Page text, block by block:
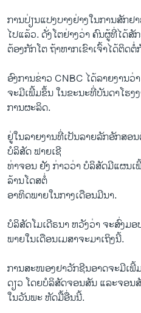
ການປ່ຽນແປງບາງຢ່າງໃນການສັກ
ໄປແລ້ວ. ດັ່ງໂຕຢ່າງວ່າ ຄົນຜູ້ທີ່ໄດ້
ຕ້ອງກັກໂຕ ຖ້າຫາກເຂົາເຈົ້າໄດ້ຕິດ
ອົງການຂ່າວ CNBC ໄດ້ລາຍງານ
ຈະມີເພີ້ມຂຶ້ນ ໃນຂະນະທີ່ບັນດາໂຮງ
ການຜະລິດ.
ຢູ່ໃນລາຍງານທີ່ເປັນລາຍລັກອັກສ
ບໍລິສັດ ຟາຍເຊີ
ທ່າຈອນ ຢັງ ກ່າວວ່າ ບໍລິສັດມີແຜນເ
ລ້ານໂດສຕໍ່
ອາທິດພາຍໃນກາງເດືອນມີນາ.
ບໍລິສັດໂມເດີຣນາ ຫວັງວ່າ ຈະສົ່ງມ
ພາຍໃນເດືອນເມສາຈະມາເຖິງນີ້.
ການສະໜອງຢາວັກຊີນອາດຈະມີເ
ດຽວ ໂດຍບໍລິສັດຈອນສັນ ແລະຈອ
ໃນວັນພະ ຫັດມື້ອື່ນນີ້.